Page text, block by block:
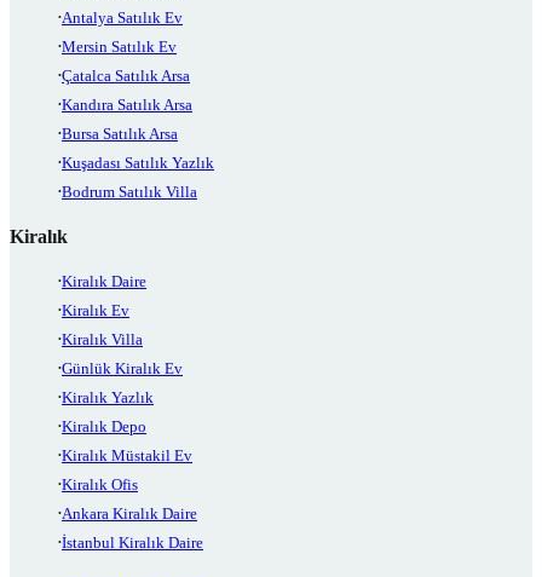
Antalya Satılık Ev
Mersin Satılık Ev
Çatalca Satılık Arsa
Kandıra Satılık Arsa
Bursa Satılık Arsa
Kuşadası Satılık Yazlık
Bodrum Satılık Villa
Kiralık
Kiralık Daire
Kiralık Ev
Kiralık Villa
Günlük Kiralık Ev
Kiralık Yazlık
Kiralık Depo
Kiralık Müstakil Ev
Kiralık Ofis
Ankara Kiralık Daire
İstanbul Kiralık Daire